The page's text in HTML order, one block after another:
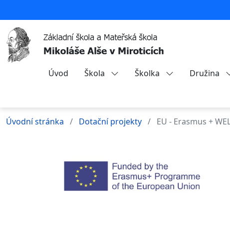
Úvod Škola Školka Družina
Úvodní stránka Dotační projekty EU - Erasmus +